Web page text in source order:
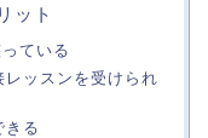
ット
ている
ッスンを受けられ
きる